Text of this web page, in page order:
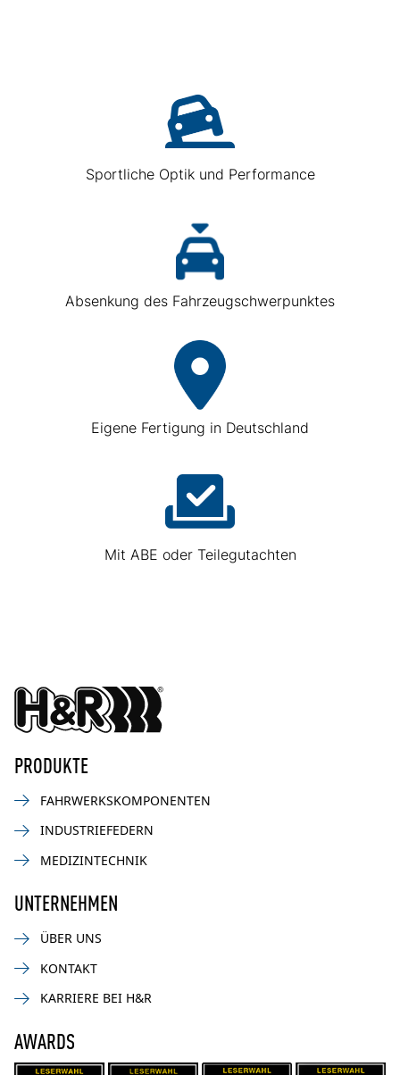
Sportliche Optik und Performance
Absenkung des Fahrzeugschwerpunktes
Eigene Fertigung in Deutschland
Mit ABE oder Teilegutachten
PRODUKTE
FAHRWERKSKOMPONENTEN
INDUSTRIEFEDERN
MEDIZINTECHNIK
UNTERNEHMEN
ÜBER UNS
KONTAKT
KARRIERE BEI H&R
AWARDS